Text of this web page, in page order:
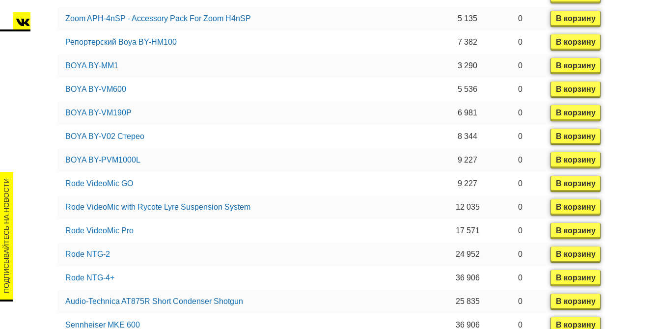
ПОДПИСЫВАЙТЕСЬ НА НОВОСТИ
Zoom APH-4nSP - Accessory Pack For Zoom H4nSP 5 135 0 В корзину
Репортерский Boya BY-HM100 7 382 0 В корзину
BOYA BY-MM1 3 290 0 В корзину
BOYA BY-VM600 5 536 0 В корзину
BOYA BY-VM190P 6 981 0 В корзину
BOYA BY-V02 Стерео 8 344 0 В корзину
BOYA BY-PVM1000L 9 227 0 В корзину
Rode VideoMic GO 9 227 0 В корзину
Rode VideoMic with Rycote Lyre Suspension System 12 035 0 В корзину
Rode VideoMic Pro 17 571 0 В корзину
Rode NTG-2 24 952 0 В корзину
Rode NTG-4+ 36 906 0 В корзину
Audio-Technica AT875R Short Condenser Shotgun 25 835 0 В корзину
Sennheiser MKE 600 36 906 0 В корзину